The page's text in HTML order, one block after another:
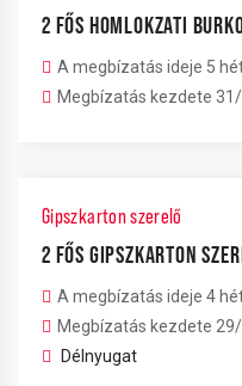
2 FŐS HOMLOKZATI
A megbízatás ideje 5
Megbízatás kezdete
Gipszkarton szerelő
2 FŐS GIPSZKARTON
A megbízatás ideje 4
Megbízatás kezdete
Délnyugat